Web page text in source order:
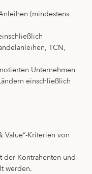
(mindestens
TCN,
Unternehmen
einschließlich
Kriterien von
der Kontrahenten und
werden.